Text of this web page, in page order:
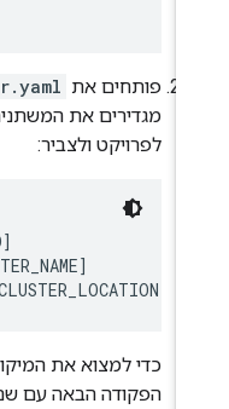
פותחים את
מגדירים את המשתנים
לפרויקט ולצביר:
כדי למצוא את המיקום
הפקודה הבאה עם שם